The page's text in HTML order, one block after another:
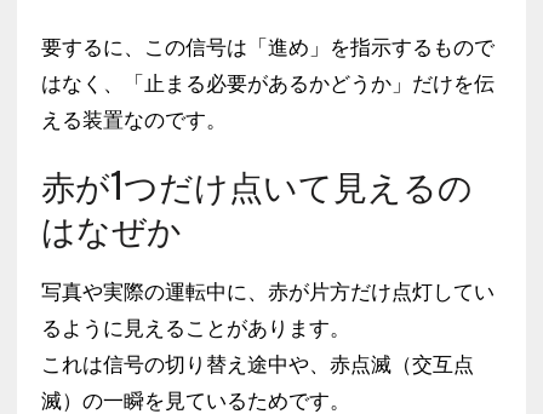
要するに、この信号は「進め」を指示するもので
はなく、「止まる必要があるかどうか」だけを伝
える装置なのです。
赤が1つだけ点いて見えるの
はなぜか
写真や実際の運転中に、赤が片方だけ点灯してい
るように見えることがあります。
これは信号の切り替え途中や、赤点滅（交互点
滅）の一瞬を見ているためです。